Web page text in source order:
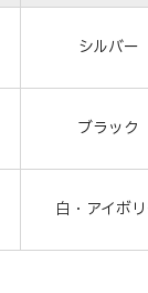
シルバー
ブラック
白・アイボ